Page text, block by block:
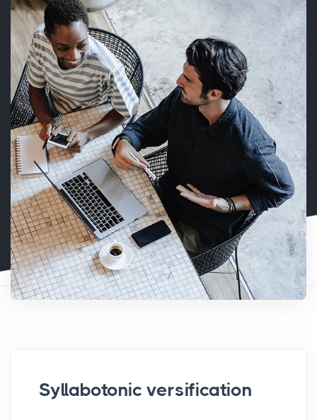
Syllabotonic versification